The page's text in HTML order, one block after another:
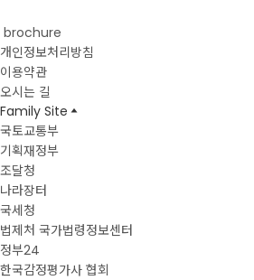
brochure
개인정보처리방침
이용약관
오시는 길
Family Site
국토교통부
기획재정부
조달청
나라장터
국세청
법제처 국가법령정보센터
정부24
한국감정평가사 협회